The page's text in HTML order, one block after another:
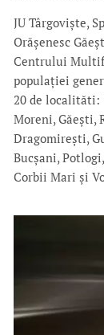
JU Târgovişte,
Orăşenesc
Centrului
populaţiei
20 de localităti:
Moreni, Găeşti,
Dragomireşti,
Bucşani,
Corbii Mari şi